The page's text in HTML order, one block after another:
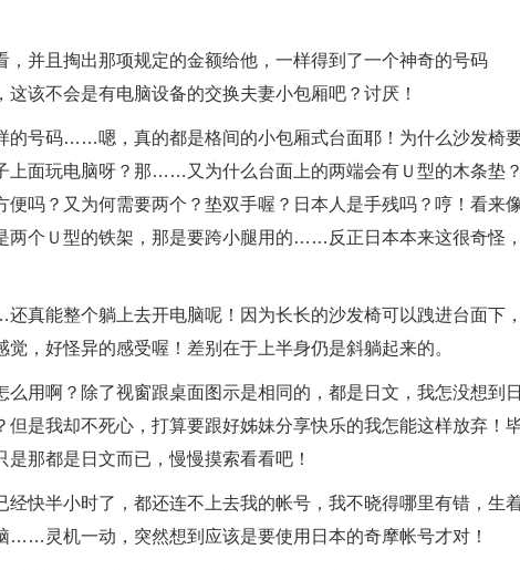
，并且掏出那项规定的金额给他，一样得到了一个神奇的号码
该不会是有电脑设备的交换夫妻小包厢吧？讨厌！
的号码……嗯，真的都是格间的小包厢式台面耶！为什么沙发椅
上面玩电脑呀？那……又为什么台面上的两端会有Ｕ型的木条垫？
便吗？又为何需要两个？垫双手喔？日本人是手残吗？哼！看来
两个Ｕ型的铁架，那是要跨小腿用的……反正日本本来这很奇怪，
真能整个躺上去开电脑呢！因为长长的沙发椅可以跩进台面下，
，好怪异的感受喔！差别在于上半身仍是斜躺起来的。
么用啊？除了视窗跟桌面图示是相同的，都是日文，我怎没想到日
但是我却不死心，打算要跟好姊妹分享快乐的我怎能这样放弃！
那都是日文而已，慢慢摸索看看吧！
快半小时了，都还连不上去我的帐号，我不晓得哪里有错，生
……灵机一动，突然想到应该是要使用日本的奇摩帐号才对！